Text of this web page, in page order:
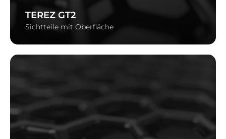
TEREZ GT2
Sichtteile mit Oberfläche